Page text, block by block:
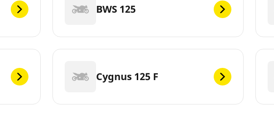
BWS 125
Cygnus 125 F